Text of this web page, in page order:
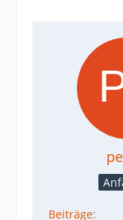
Beiträge